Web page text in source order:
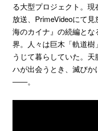
る大型プロジェクト。
放送、PrimeVideoにて
海のカイナ』の続編と
界。人々は巨木「軌道
うじて暮らしていた。
ハが出会うとき、滅び
――。